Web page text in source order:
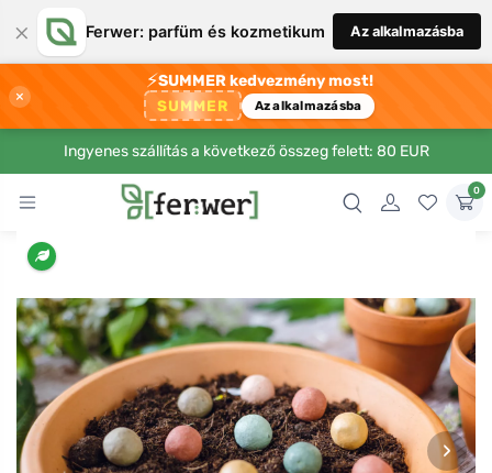
× Ferwer: parfüm és kozmetikum Az alkalmazásba
×
⚡SUMMER kedvezmény most!
SUMMER Az alkalmazásba
Ingyenes szállítás a következő összeg felett: 80 EUR
0
›